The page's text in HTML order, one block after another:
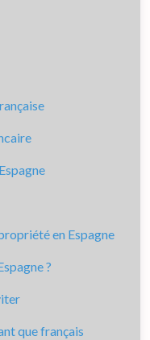
en Espagne
?
que français